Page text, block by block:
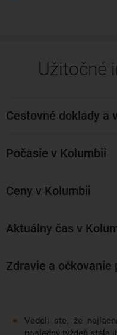
kultúrnych programov
Medellín, Cartagena, Cali
Viedne, Budapešti či
Air France/KLM. Priamy
Užitočné
Cestovné doklady a
Počasie v Kolumbii
Ceny v Kolumbii
Aktuálny čas v
Zdravie a očkovanie
Vedeli ste, že